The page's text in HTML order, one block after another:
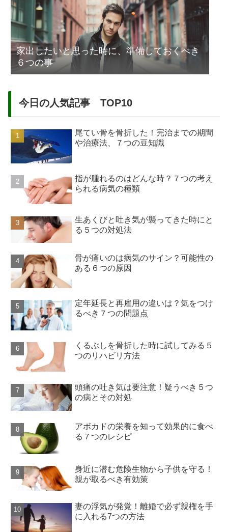
家出したいと思った時に、準備しておくべき
６つの事
今日の人気記事 TOP10
尾てい骨を骨折した！完治までの期間
や治療法、７つの豆知識
指が腫れるのはどんな時？７つの考え
られる病気の種類
生あくびと吐き気が襲ってきた時にと
る５つの対処法
骨が痛いのは病気のサイン？可能性の
ある６つの原因
定年延長と再雇用の違いは？気をつけ
るべき７つの問題点
くるぶしを骨折した時に試してみる５
つのリハビリ方法
頭痛の吐き気は要注意！疑うべき５つ
の病とその対処
アボカドの栄養を知って効果的に食べ
る７つのレシピ
身近に潜む危険生物から子供を守る！
親が取るべき有効策
妻の浮気が発覚！離婚で必ず親権を手
に入れる7つの方法